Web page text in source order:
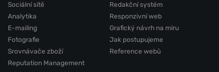
Sociální sítě
Analytika
E-mailing
Fotografie
Srovnávače zboží
Reputation Management
Redakční systém
Responzivní web
Grafický návrh na míru
Jak postupujeme
Reference webů